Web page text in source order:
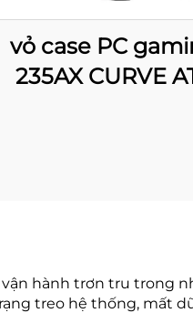
vỏ case PC
235AX CURVE
hành trơn tru trong
treo hệ thống, mất